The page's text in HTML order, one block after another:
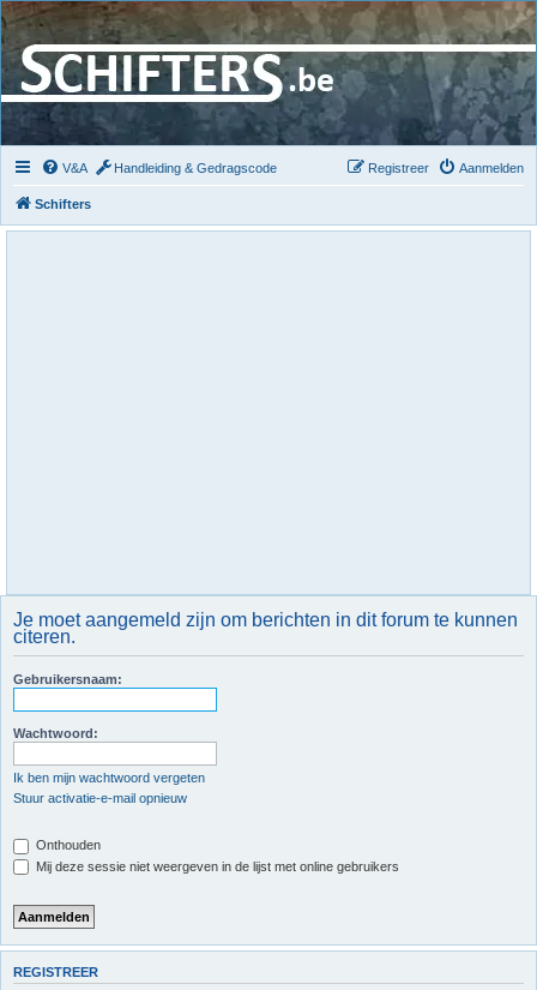
V&A Handleiding & Gedragscode Aanmelden
Registreer
Schifters
Je moet aangemeld zijn om berichten in dit forum te kunnen
citeren.
Gebruikersnaam:
Wachtwoord:
Ik ben mijn wachtwoord vergeten
Stuur activatie-e-mail opnieuw
Onthouden
Mij deze sessie niet weergeven in de lijst met online gebruikers
REGISTREER